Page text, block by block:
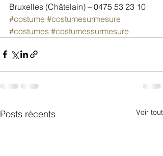
Bruxelles (Châtelain) – 0475 53 23 10
#costume #costumesurmesure
#costumes #costumessurmesure
Posts récents Voir tout